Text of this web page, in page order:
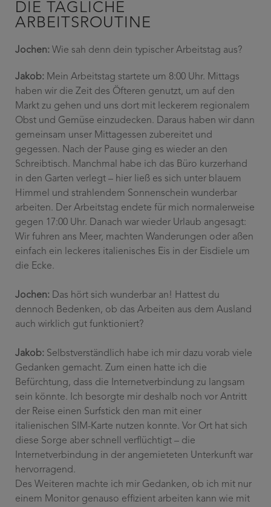
DIE TÄGLICHE
ARBEITSROUTINE
Jochen: Wie sah denn dein typischer Arbeitstag aus?
Jakob: Mein Arbeitstag startete um 8:00 Uhr. Mittags
haben wir die Zeit des Öfteren genutzt, um auf den
Markt zu gehen und uns dort mit leckerem regionalem
Obst und Gemüse einzudecken. Daraus haben wir dann
gemeinsam unser Mittagessen zubereitet und
gegessen. Nach der Pause ging es wieder an den
Schreibtisch. Manchmal habe ich das Büro kurzerhand
in den Garten verlegt – hier ließ es sich unter blauem
Himmel und strahlendem Sonnenschein wunderbar
arbeiten. Der Arbeitstag endete für mich normalerweise
gegen 17:00 Uhr. Danach war wieder Urlaub angesagt:
Wir fuhren ans Meer, machten Wanderungen oder aßen
einfach ein leckeres italienisches Eis in der Eisdiele um
die Ecke.
Jochen: Das hört sich wunderbar an! Hattest du
dennoch Bedenken, ob das Arbeiten aus dem Ausland
auch wirklich gut funktioniert?
Jakob: Selbstverständlich habe ich mir dazu vorab viele
Gedanken gemacht. Zum einen hatte ich die
Befürchtung, dass die Internetverbindung zu langsam
sein könnte. Ich besorgte mir deshalb noch vor Antritt
der Reise einen Surfstick den man mit einer
italienischen SIM-Karte nutzen konnte. Vor Ort hat sich
diese Sorge aber schnell verflüchtigt – die
Internetverbindung in der angemieteten Unterkunft war
hervorragend.
Des Weiteren machte ich mir Gedanken, ob ich mit nur
einem Monitor genauso effizient arbeiten kann wie mit